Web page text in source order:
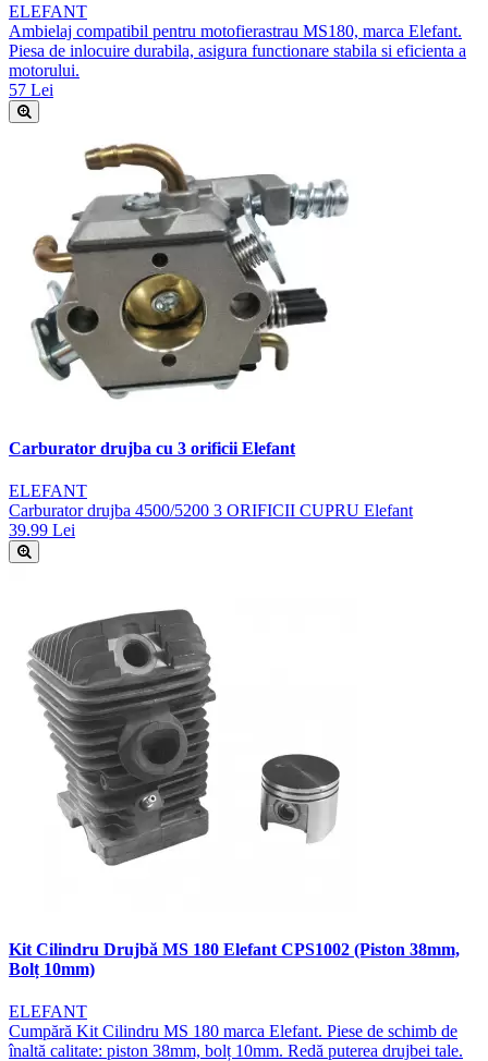
ELEFANT
Ambielaj compatibil pentru motofierastrau MS180, marca Elefant.
Piesa de inlocuire durabila, asigura functionare stabila si eficienta a
motorului.
57 Lei
Carburator drujba cu 3 orificii Elefant
ELEFANT
Carburator drujba 4500/5200 3 ORIFICII CUPRU Elefant
39.99 Lei
Kit Cilindru Drujbă MS 180 Elefant CPS1002 (Piston 38mm,
Bolț 10mm)
ELEFANT
Cumpără Kit Cilindru MS 180 marca Elefant. Piese de schimb de
înaltă calitate: piston 38mm, bolț 10mm. Redă puterea drujbei tale.